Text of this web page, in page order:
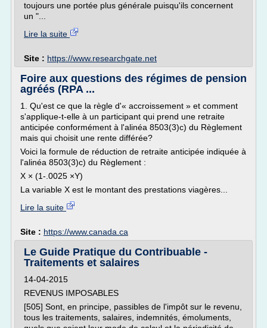
toujours une portée plus générale puisqu'ils concernent
un "...
Lire la suite
Site : https://www.researchgate.net
Foire aux questions des régimes de pension
agréés (RPA ...
1. Qu'est ce que la règle d'« accroissement » et comment
s'applique-t-elle à un participant qui prend une retraite
anticipée conformément à l'alinéa 8503(3)c) du Règlement
mais qui choisit une rente différée?
Voici la formule de réduction de retraite anticipée indiquée à
l'alinéa 8503(3)c) du Règlement :
X × (1-.0025 ×Y)
La variable X est le montant des prestations viagères...
Lire la suite
Site : https://www.canada.ca
Le Guide Pratique du Contribuable -
Traitements et salaires
14-04-2015
REVENUS IMPOSABLES
[505] Sont, en principe, passibles de l'impôt sur le revenu,
tous les traitements, salaires, indemnités, émoluments,